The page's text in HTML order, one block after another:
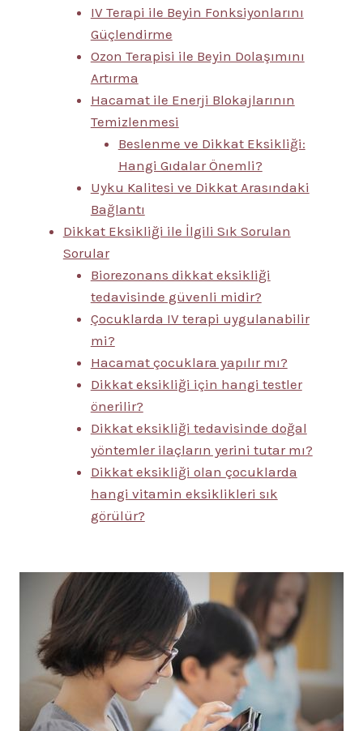
IV Terapi ile Beyin Fonksiyonlarını
Güçlendirme
Ozon Terapisi ile Beyin Dolaşımını
Artırma
Hacamat ile Enerji Blokajlarının
Temizlenmesi
Beslenme ve Dikkat Eksikliği:
Hangi Gıdalar Önemli?
Uyku Kalitesi ve Dikkat Arasındaki
Bağlantı
Dikkat Eksikliği ile İlgili Sık Sorulan
Sorular
Biorezonans dikkat eksikliği
tedavisinde güvenli midir?
Çocuklarda IV terapi uygulanabilir
mi?
Hacamat çocuklara yapılır mı?
Dikkat eksikliği için hangi testler
önerilir?
Dikkat eksikliği tedavisinde doğal
yöntemler ilaçların yerini tutar mı?
Dikkat eksikliği olan çocuklarda
hangi vitamin eksiklikleri sık
görülür?